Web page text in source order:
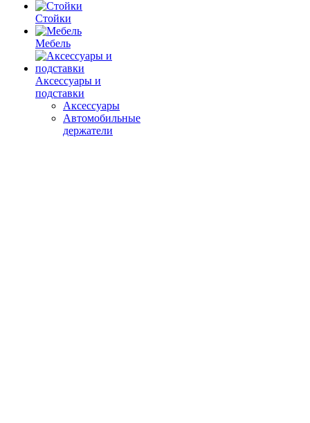
Стойки
Мебель
Аксессуары и
подставки
Аксессуары
Автомобильные
держатели